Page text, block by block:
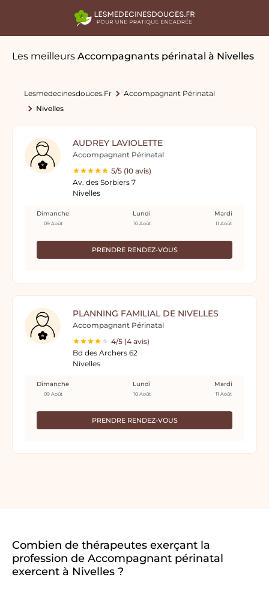
Les meilleurs Accompagnants périnatal à Nivelles
Lesmedecinesdouces.fr
Accompagnant Périnatal
Nivelles
AUDREY LAVIOLETTE
Accompagnant Périnatal
5/5 (10 avis)
Av. des Sorbiers 7
Nivelles
PRENDRE RENDEZ-VOUS
Dimanche
09 Août
Lundi
10 Août
Mardi
11 Août
PLANNING FAMILIAL DE NIVELLES
Accompagnant Périnatal
4/5 (4 avis)
Bd des Archers 62
Nivelles
PRENDRE RENDEZ-VOUS
Dimanche
09 Août
Lundi
10 Août
Mardi
11 Août
Combien de thérapeutes exerçant la
profession de Accompagnant périnatal
exercent à Nivelles ?